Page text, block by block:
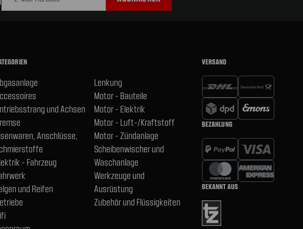
und Achsen
Anschlüsse,
- Fahrzeug
und Reifen
Lenkung
Motor - Bauteile
Motor - Elektrik
Motor - Luft-/Kraftstoff
Motor - Zündanlage
Scheibenwischer und
Waschanlage
Werkzeuge und
Ausrüstung
Zubehör und Flüssigkeiten
VERSAND
BEZAHLUNG
BEKANNT AUS